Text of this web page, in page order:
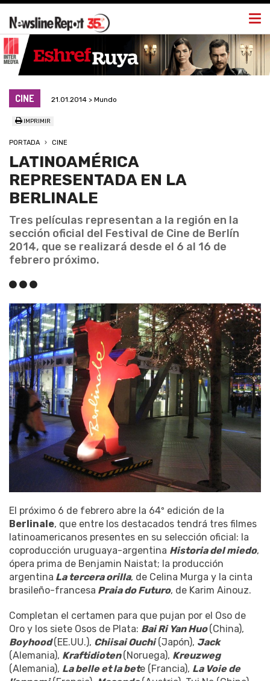
CINE 21.01.2014 > Mundo
IMPRIMIR
PORTADA CINE
LATINOAMÉRICA
REPRESENTADA EN LA
BERLINALE
Tres películas representan a la región en la
sección oficial del Festival de Cine de Berlín
2014, que se realizará desde el 6 al 16 de
febrero próximo.
El próximo 6 de febrero abre la 64º edición de la
Berlinale, que entre los destacados tendrá tres filmes
latinoamericanos presentes en su selección oficial: la
coproducción uruguaya-argentina Historia del miedo,
ópera prima de Benjamin Naistat; la producción
argentina La tercera orilla, de Celina Murga y la cinta
brasileño-francesa Praia do Futuro, de Karim Ainouz.
Completan el certamen para que pujan por el Oso de
Oro y los siete Osos de Plata: Bai Ri Yan Huo(China),
Boyhood(EE.UU.), Chiisai Ouchi(Japón), Jack
(Alemania), Kraftidioten(Noruega), Kreuzweg
(Alemania), La belle et la bete (Francia), La Voie de